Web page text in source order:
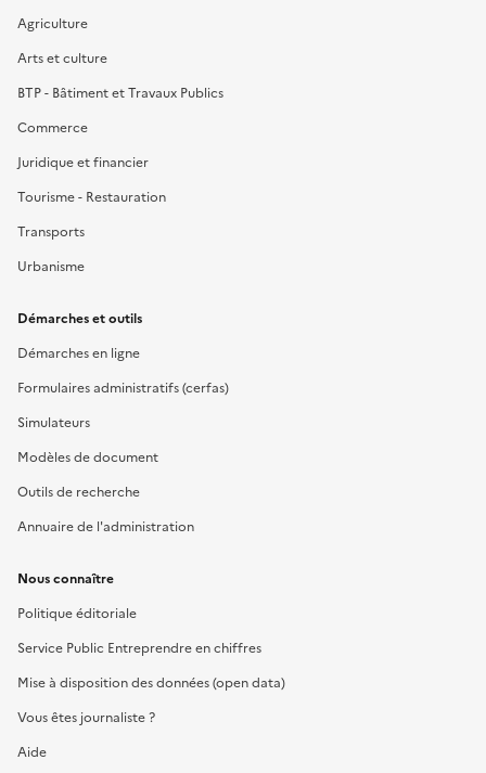
Agriculture
Arts et culture
BTP - Bâtiment et Travaux Publics
Commerce
Juridique et financier
Tourisme - Restauration
Transports
Urbanisme
Démarches et outils
Démarches en ligne
Formulaires administratifs (cerfas)
Simulateurs
Modèles de document
Outils de recherche
Annuaire de l'administration
Nous connaître
Politique éditoriale
Service Public Entreprendre en chiffres
Mise à disposition des données (open data)
Vous êtes journaliste ?
Aide